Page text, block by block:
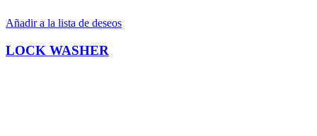
Añadir a la lista de deseos
LOCK WASHER